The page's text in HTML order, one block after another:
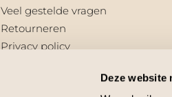
Deze website
Veel gestelde vragen
Retourneren
Privacy policy